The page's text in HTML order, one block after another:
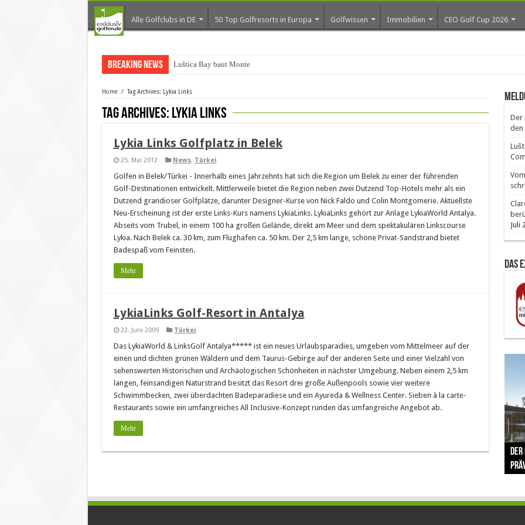
Alle Golfclubs in DE 50 Top Golfresorts in Europa Golfwissen Immobilien CEO Golf Cup 2026
Breaking News Luštica Bay baut Montenegros e
Home / Tag Archives: Lykia Links
Tag Archives: Lykia Links
Lykia Links Golfplatz in Belek
25. Mai 2012 News, Türkei
Golfen in Belek/Türkei - Innerhalb eines Jahrzehnts hat sich die Region um Belek zu einer der führenden
Golf-Destinationen entwickelt. Mittlerweile bietet die Region neben zwei Dutzend Top-Hotels mehr als ein
Dutzend grandioser Golfplätze, darunter Designer-Kurse von Nick Faldo und Colin Montgomerie. Aktuellste
Neu-Erscheinung ist der erste Links-Kurs namens LykiaLinks. LykiaLinks gehört zur Anlage LykiaWorld Antalya.
Abseits vom Trubel, in einem 100 ha großen Gelände, direkt am Meer und dem spektakulären Linkscourse
Lykia. Nach Belek ca. 30 km, zum Flughafen ca. 50 km. Der 2,5 km lange, schöne Privat-Sandstrand bietet
Badespaß vom Feinsten.
Mehr
LykiaLinks Golf-Resort in Antalya
22. Juni 2009 Türkei
Das LykiaWorld & LinksGolf Antalya***** ist ein neues Urlaubsparadies, umgeben vom Mittelmeer auf der
einen und dichten grünen Wäldern und dem Taurus-Gebirge auf der anderen Seite und einer Vielzahl von
sehenswerten Historischen und Archäologischen Schönheiten in nächster Umgebung. Neben einem 2,5 km
langen, feinsandigen Naturstrand besitzt das Resort drei große Außenpools sowie vier weitere
Schwimmbecken, zwei überdachten Badeparadiese und ein Ayureda & Wellness Center. Sieben à la carte-
Restaurants sowie ein umfangreiches All Inclusive-Konzept runden das umfangreiche Angebot ab.
Mehr
Der
den
Juli
Das
The